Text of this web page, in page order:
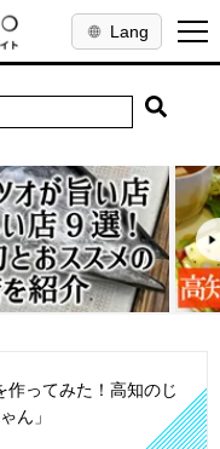
Lang
ってみた！高知のじ
ん」